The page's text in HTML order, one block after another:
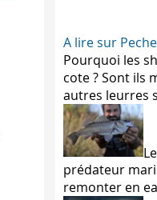
A lire sur
Pourquoi les
cote ? Sont ils
autres leurres
prédateur
remonter en